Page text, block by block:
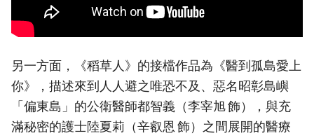
另一方面，《稻草人》的接檔作品為《醫到孤島愛上
你》，描述來到人人避之唯恐不及、惡名昭彰島嶼
「偏東島」的公衛醫師都智義（李宰旭 飾），與充
滿秘密的護士陸夏莉（辛叡恩 飾）之間展開的醫療